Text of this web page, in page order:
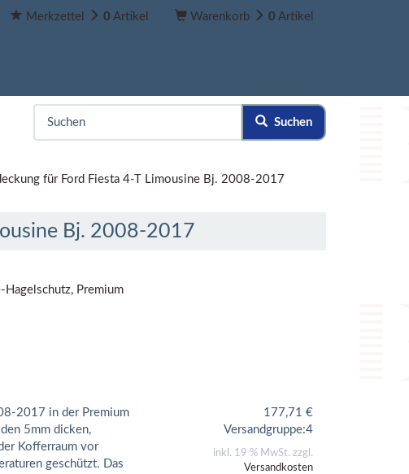
Merkzettel 0 Artikel Warenkorb 0 Artikel
Suchen
für Ford Fiesta 4-T Limousine Bj. 2008-2017
Bj. 2008-2017
Premium
2017 in der Premium
5mm dicken,
Kofferraum vor
geschützt. Das
177,71 €
Versandgruppe:4
inkl. 19 % MwSt. zzgl.
Versandkosten